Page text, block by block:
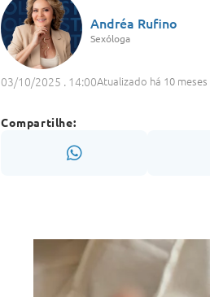
Andréa Rufino
Sexóloga
03/10/2025 . 14:00Atualizado há 10 meses
Compartilhe: